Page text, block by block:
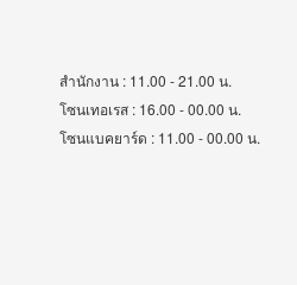
สำนักงาน : 11.00 - 21.00 น.
โซนเทอเรส : 16.00 - 00.00 น.
โซนแบคยาร์ด : 11.00 - 00.00 น.